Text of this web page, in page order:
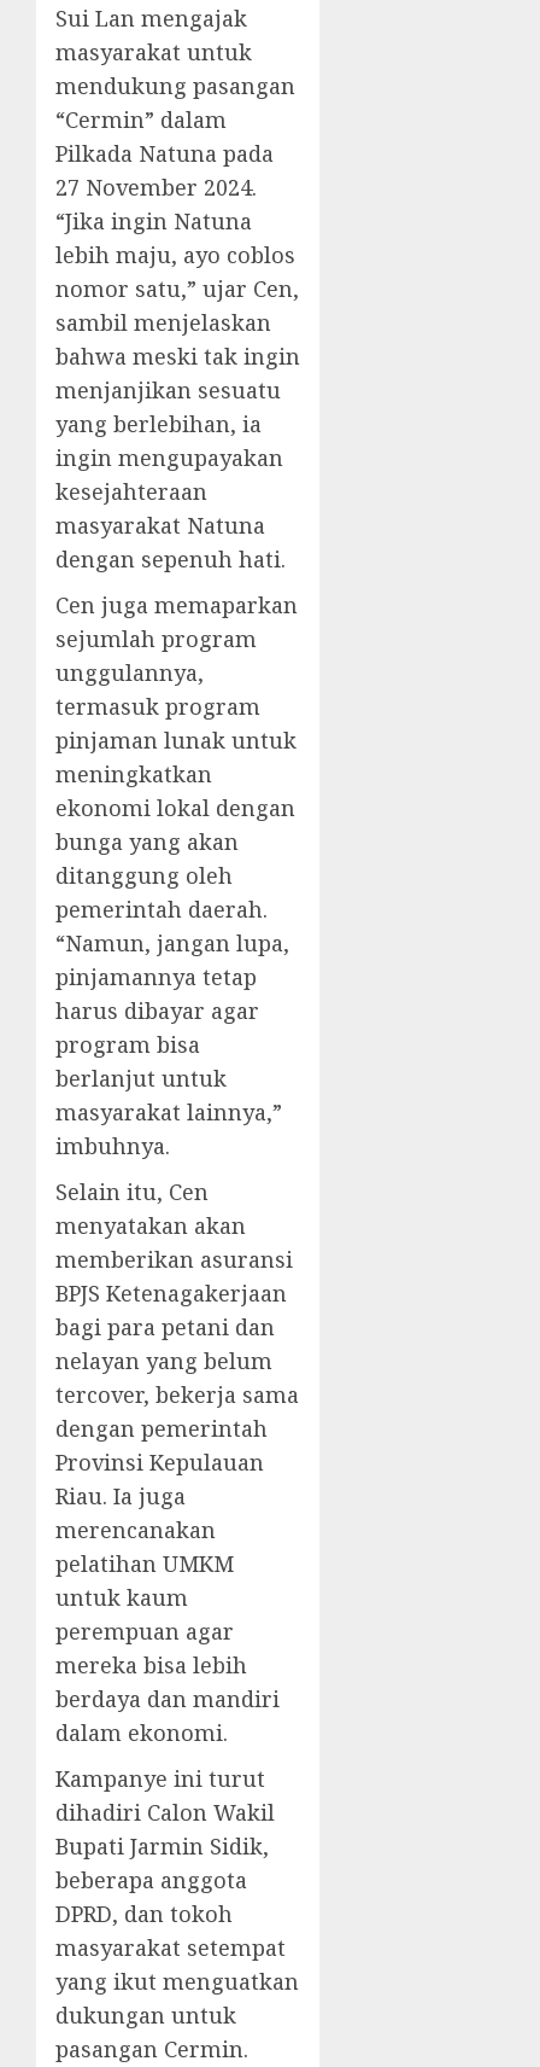
Sui Lan mengajak
masyarakat untuk
mendukung pasangan
“Cermin” dalam
Pilkada Natuna pada
27 November 2024.
“Jika ingin Natuna
lebih maju, ayo coblos
nomor satu,” ujar Cen,
sambil menjelaskan
bahwa meski tak ingin
menjanjikan sesuatu
yang berlebihan, ia
ingin mengupayakan
kesejahteraan
masyarakat Natuna
dengan sepenuh hati.
Cen juga memaparkan
sejumlah program
unggulannya,
termasuk program
pinjaman lunak untuk
meningkatkan
ekonomi lokal dengan
bunga yang akan
ditanggung oleh
pemerintah daerah.
“Namun, jangan lupa,
pinjamannya tetap
harus dibayar agar
program bisa
berlanjut untuk
masyarakat lainnya,”
imbuhnya.
Selain itu, Cen
menyatakan akan
memberikan asuransi
BPJS Ketenagakerjaan
bagi para petani dan
nelayan yang belum
tercover, bekerja sama
dengan pemerintah
Provinsi Kepulauan
Riau. Ia juga
merencanakan
pelatihan UMKM
untuk kaum
perempuan agar
mereka bisa lebih
berdaya dan mandiri
dalam ekonomi.
Kampanye ini turut
dihadiri Calon Wakil
Bupati Jarmin Sidik,
beberapa anggota
DPRD, dan tokoh
masyarakat setempat
yang ikut menguatkan
dukungan untuk
pasangan Cermin.